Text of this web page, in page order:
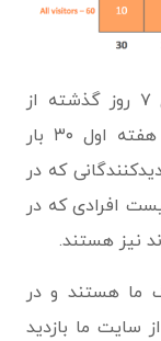
حال در این کمپین، هرکس که در طول ۷ روز گذشته از
سایت ما بازدید کرده باشد در واقع در هفته اول ۳۰ بار
که در
لیست افرادی که در
ما هستند و در
سایت ما بازدید